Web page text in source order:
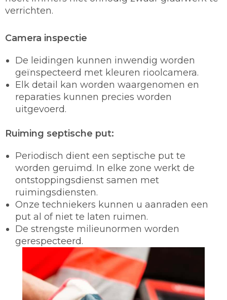
verrichten.
Camera inspectie
De leidingen kunnen inwendig worden
geïnspecteerd met kleuren rioolcamera.
Elk detail kan worden waargenomen en
reparaties kunnen precies worden
uitgevoerd.
Ruiming septische put:
Periodisch dient een septische put te
worden geruimd. In elke zone werkt de
ontstoppingsdienst samen met
ruimingsdiensten.
Onze techniekers kunnen u aanraden een
put al of niet te laten ruimen.
De strengste milieunormen worden
gerespecteerd.